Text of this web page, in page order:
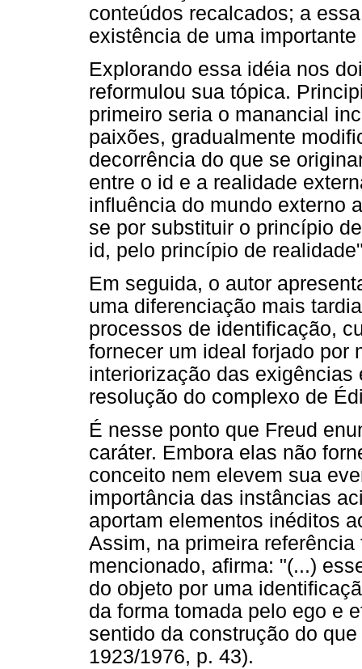
conteúdos recalcados; a
existência de uma
Explorando essa idéia nos
reformulou sua tópica.
primeiro seria o manancial
paixões, gradualmente
decorrência do que se
entre o id e a realidade
influência do mundo externo
se por substituir o princípio
id, pelo princípio de
Em seguida, o autor
uma diferenciação mais
processos de identificação,
fornecer um ideal forjado por
interiorização das
resolução do complexo de
É nesse ponto que Freud
caráter. Embora elas não
conceito nem elevem sua
importância das instâncias
aportam elementos inéditos
Assim, na primeira
mencionado, afirma: "(...)
do objeto por uma
da forma tomada pelo ego e
sentido da construção do
1923/1976, p. 43).